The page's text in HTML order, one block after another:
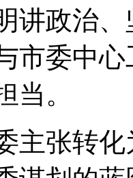
讲政治
市委中
当 。
张转化